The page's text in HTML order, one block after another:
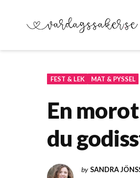
VARDAGSSAKER.SE
FEST & LEK MAT & PYSSEL
En
du
by SANDRA